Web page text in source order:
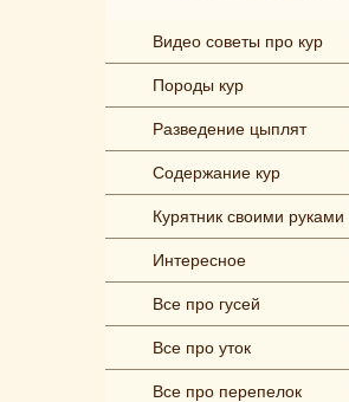
Видео советы про кур
Породы кур
Разведение цыплят
Содержание кур
Курятник своими руками
Интересное
Все про гусей
Все про уток
Все про перепелок